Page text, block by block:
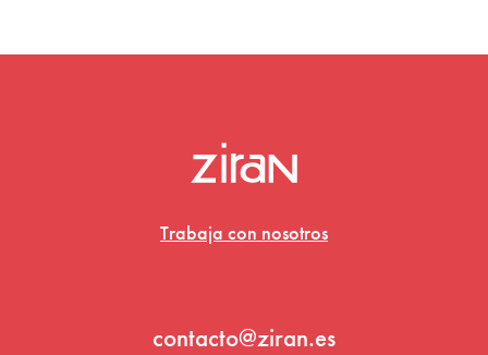
Trabaja con nosotros
contacto@ziran.es